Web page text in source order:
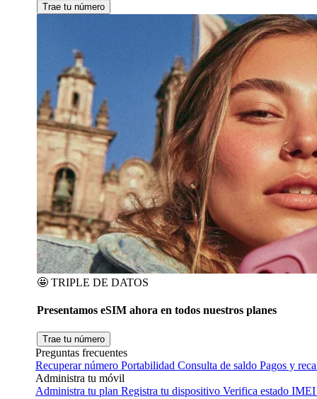
Trae tu número
🤩 TRIPLE DE DATOS
Presentamos eSIM ahora en todos nuestros planes
Trae tu número
Preguntas frecuentes
Recuperar número Portabilidad Consulta de saldo Pagos y
Administra tu móvil
Administra tu plan Registra tu dispositivo Verifica estado